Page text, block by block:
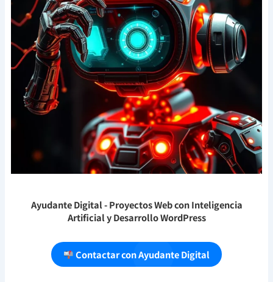
Ayudante Digital- Proyectos Web con Inteligencia
Artificial y Desarrollo WordPress
Contactar con Ayudante Digital